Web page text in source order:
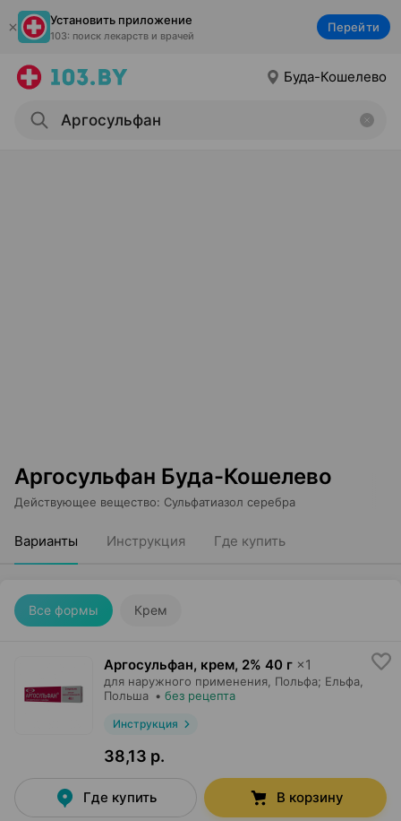
Установить приложение
103: поиск лекарств и врачей
Перейти
Буда-Кошелево
Аргосульфан Буда-Кошелево
Действующее вещество: Сульфатиазол серебра
Варианты Инструкция Где купить
Все формы Крем
Аргосульфан, крем, 2% 40 г ×1
для наружного применения, Польфа; Ельфа
Польша • без рецепта
Инструкция
38,13 р.
Где купить В корзину